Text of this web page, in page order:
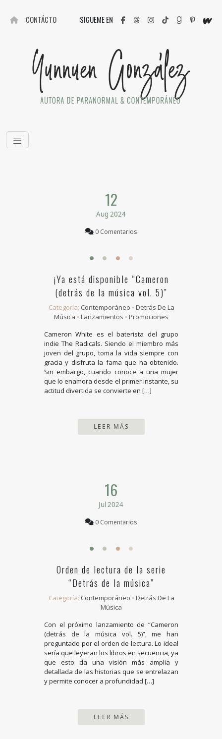
CONTÁCTO SIGUEME EN
12
Aug 2024
0 Comentarios
¡Ya está disponible “Cameron
(detrás de la música vol. 5)”
Categoría: Contemporáneo • Detrás De La
Música • Lanzamientos • Promociones
Cameron White es el baterista del grupo
indie The Radicals. Siendo el miembro más
joven del grupo, toma la vida siempre con
gracia y disfruta la fama que ha obtenido.
Sin embargo, cuando conoce a una mujer
que lo enamora desde el primer instante, su
actitud divertida se convierte en […]
LEER MÁS
16
Jul 2024
0 Comentarios
Orden de lectura de la serie
“Detrás de la música”
Categoría: Contemporáneo • Detrás De La
Música
Con el próximo lanzamiento de “Cameron
(detrás de la música vol. 5)”, me han
preguntado por el orden de lectura. Lo ideal
sería que leyeran los libros en secuencia, ya
que esto da una visión más amplia y
detallada de las historias que se entrelazan
y permite conocer a profundidad […]
LEER MÁS